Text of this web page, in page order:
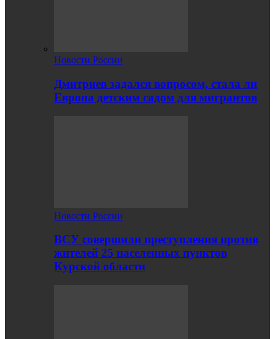
Новости России
Дмитриев задался вопросом, стала ли
Европа детским садом для мигрантов
Новости России
ВСУ совершили преступления против
жителей 25 населенных пунктов
Курской области